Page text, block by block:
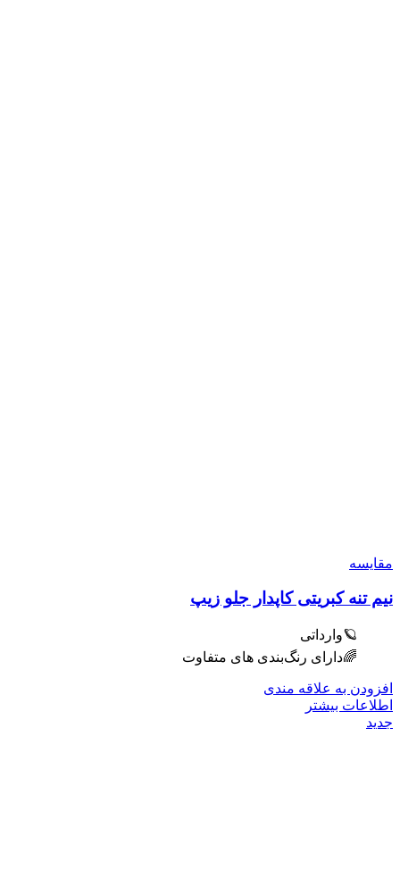
مقایسه
نیم تنه کبریتی کاپدار جلو زیپ
🪐وارداتی
🌈دارای رنگ‌بندی های متفاوت
افزودن به علاقه مندی
اطلاعات بیشتر
جدید